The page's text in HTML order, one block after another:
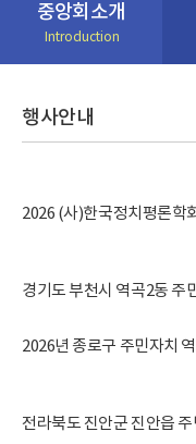
중앙회소개
Introduction
행사안내
2026 (사)한국정치평론학
경기도 부천시 역곡2동 주
2026년 종로구 주민자치
전라북도 진안군 진안읍